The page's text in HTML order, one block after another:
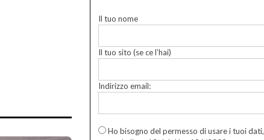
Il tuo nome
Il tuo sito (se ce l’hai)
Indirizzo email:
Ho bisogno del permesso di usare i tuoi dati,